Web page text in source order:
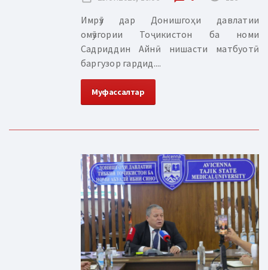
Имрӯз дар Донишгоҳи давлатии
омӯзгории Тоҷикистон ба номи
Садриддин Айнӣ нишасти матбуотӣ
баргузор гардид....
Муфассалтар